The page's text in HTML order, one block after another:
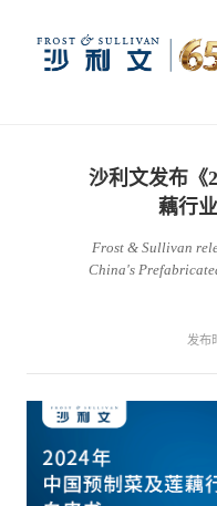
行业研究
资本市场顾问服务
传媒中心
沙利文发布《
藕行
Frost & Sullivan
China's
发布